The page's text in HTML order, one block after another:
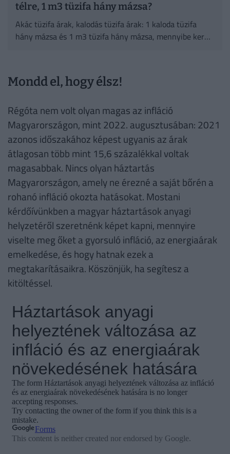
télre, 1 m3 tüzifa hány mázsa?
Akác tüzifa árak, kalodás tüzifa árak: 1 kaloda tüzifa
hány mázsa és 1 m3 tüzifa hány mázsa, mennyibe kerül
Mondd el, hogy élsz!
Régóta nem volt olyan magas az infláció
Magyarországon, mint 2022. augusztusában: 2021
azonos időszakához képest ugyanis az árak
átlagosan több mint 15,6 százalékkal voltak
magasabbak. Nincs olyan háztartás
Magyarországon, amely ne érezné a saját bőrén a
rohanó infláció okozta hatásokat. Mostani
kérdőívünkben a magyar háztartások anyagi
helyzetéről szeretnénk képet kapni, mennyire
viselte meg őket a gyorsuló infláció, az energiaárak
emelkedése, és hogy hatnak ezek a
megtakarításaikra. Köszönjük, ha segítesz a
kitöltéssel.